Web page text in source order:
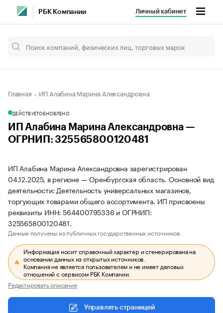
РБК Компании Личный кабинет
Главная ИП Алабина Марина Александровна
ДЕЙСТВУЕТОБНОВЛЕНО
ИП Алабина Марина Александровна —
ОГРНИП: 325565800120481
ИП Алабина Марина Александровна зарегистрирован
04.12.2025, в регионе — Оренбургская область. Основной вид
деятельности: Деятельность универсальных магазинов,
торгующих товарами общего ассортимента. ИП присвоены
реквизиты ИНН: 564400795336 и ОГРНИП:
325565800120481.
Данные получены из публичных государственных источников.
Информация носит справочный характер и сгенерирована на
основании данных из открытых источников.
Компания не является пользователем и не имеет деловых
отношений с сервисом РБК Компании.
Редактировать описание
Управлять страницей